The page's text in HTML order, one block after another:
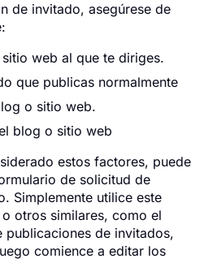
de invitado, asegúrese de
web al que te diriges.
que publicas normalmente
o sitio web.
blog o sitio web
estos factores, puede
de solicitud de
Simplemente utilice este
otros similares, como el
de invitados,
comience a editar los